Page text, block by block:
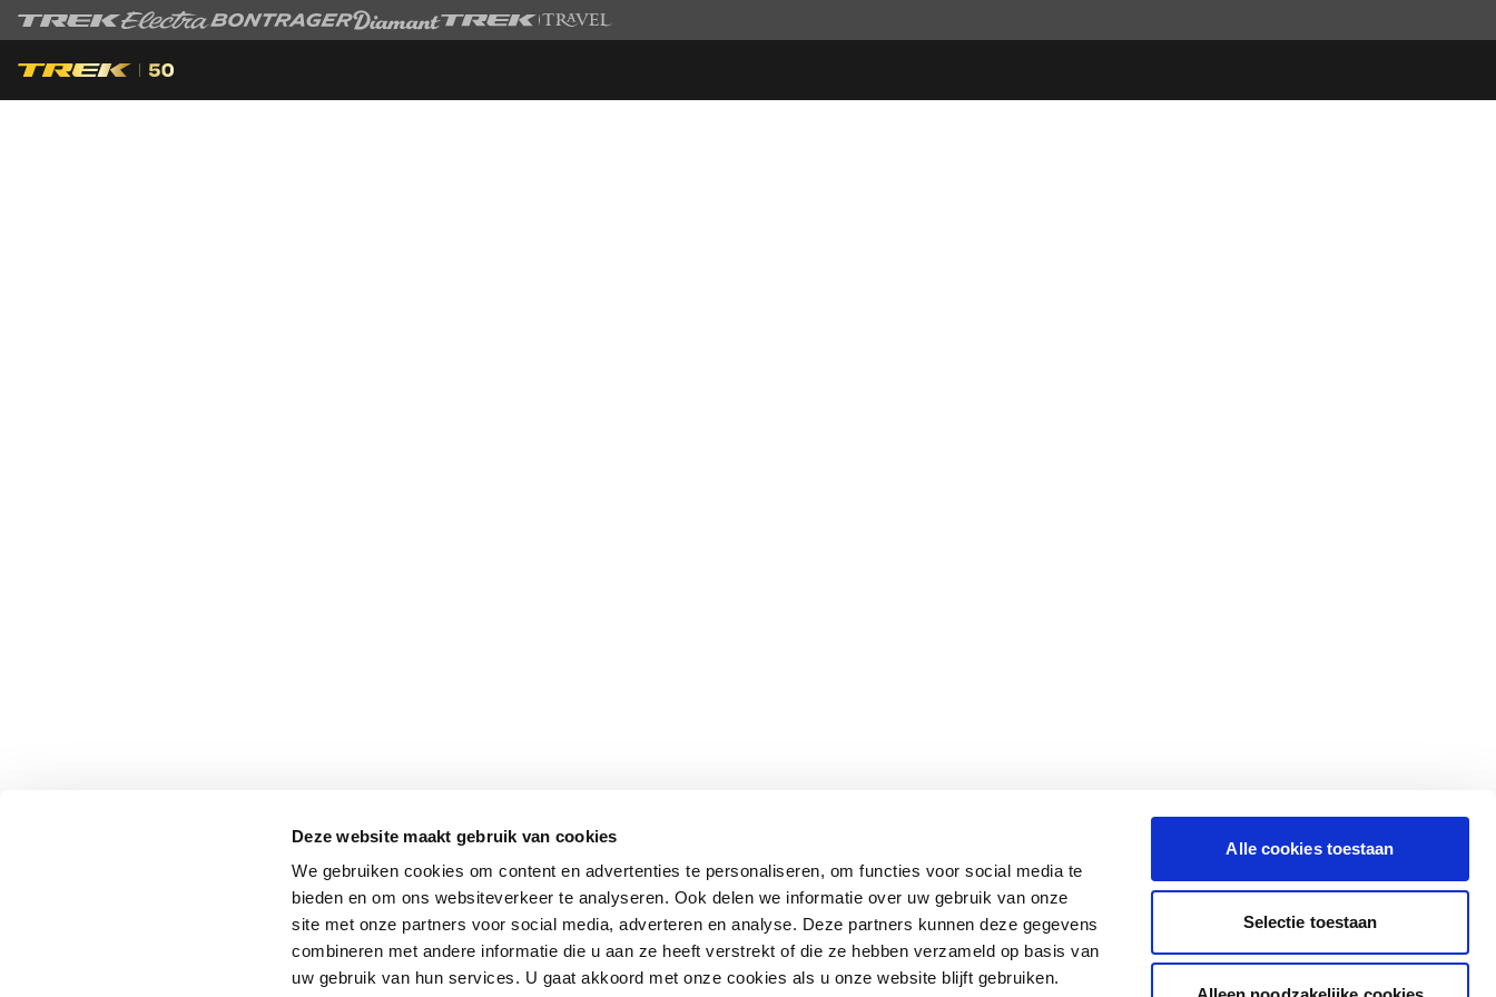
Deze website maakt gebruik van cookies
We gebruiken cookies om content en advertenties te personaliseren, om functies voor social media te
bieden en om ons websiteverkeer te analyseren. Ook delen we informatie over uw gebruik van onze
site met onze partners voor social media, adverteren en analyse. Deze partners kunnen deze gegevens
combineren met andere informatie die u aan ze heeft verstrekt of die ze hebben verzameld op basis van
uw gebruik van hun services. U gaat akkoord met onze cookies als u onze website blijft gebruiken.
Alle cookies toestaan
Selectie toestaan